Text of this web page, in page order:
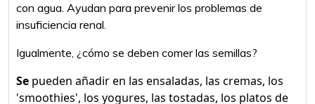
con agua. Ayudan para prevenir los problemas de
insuficiencia renal.
Igualmente, ¿cómo se deben comer las semillas?
Se pueden añadir en las ensaladas, las cremas, los
'smoothies', los yogures, las tostadas, los platos de